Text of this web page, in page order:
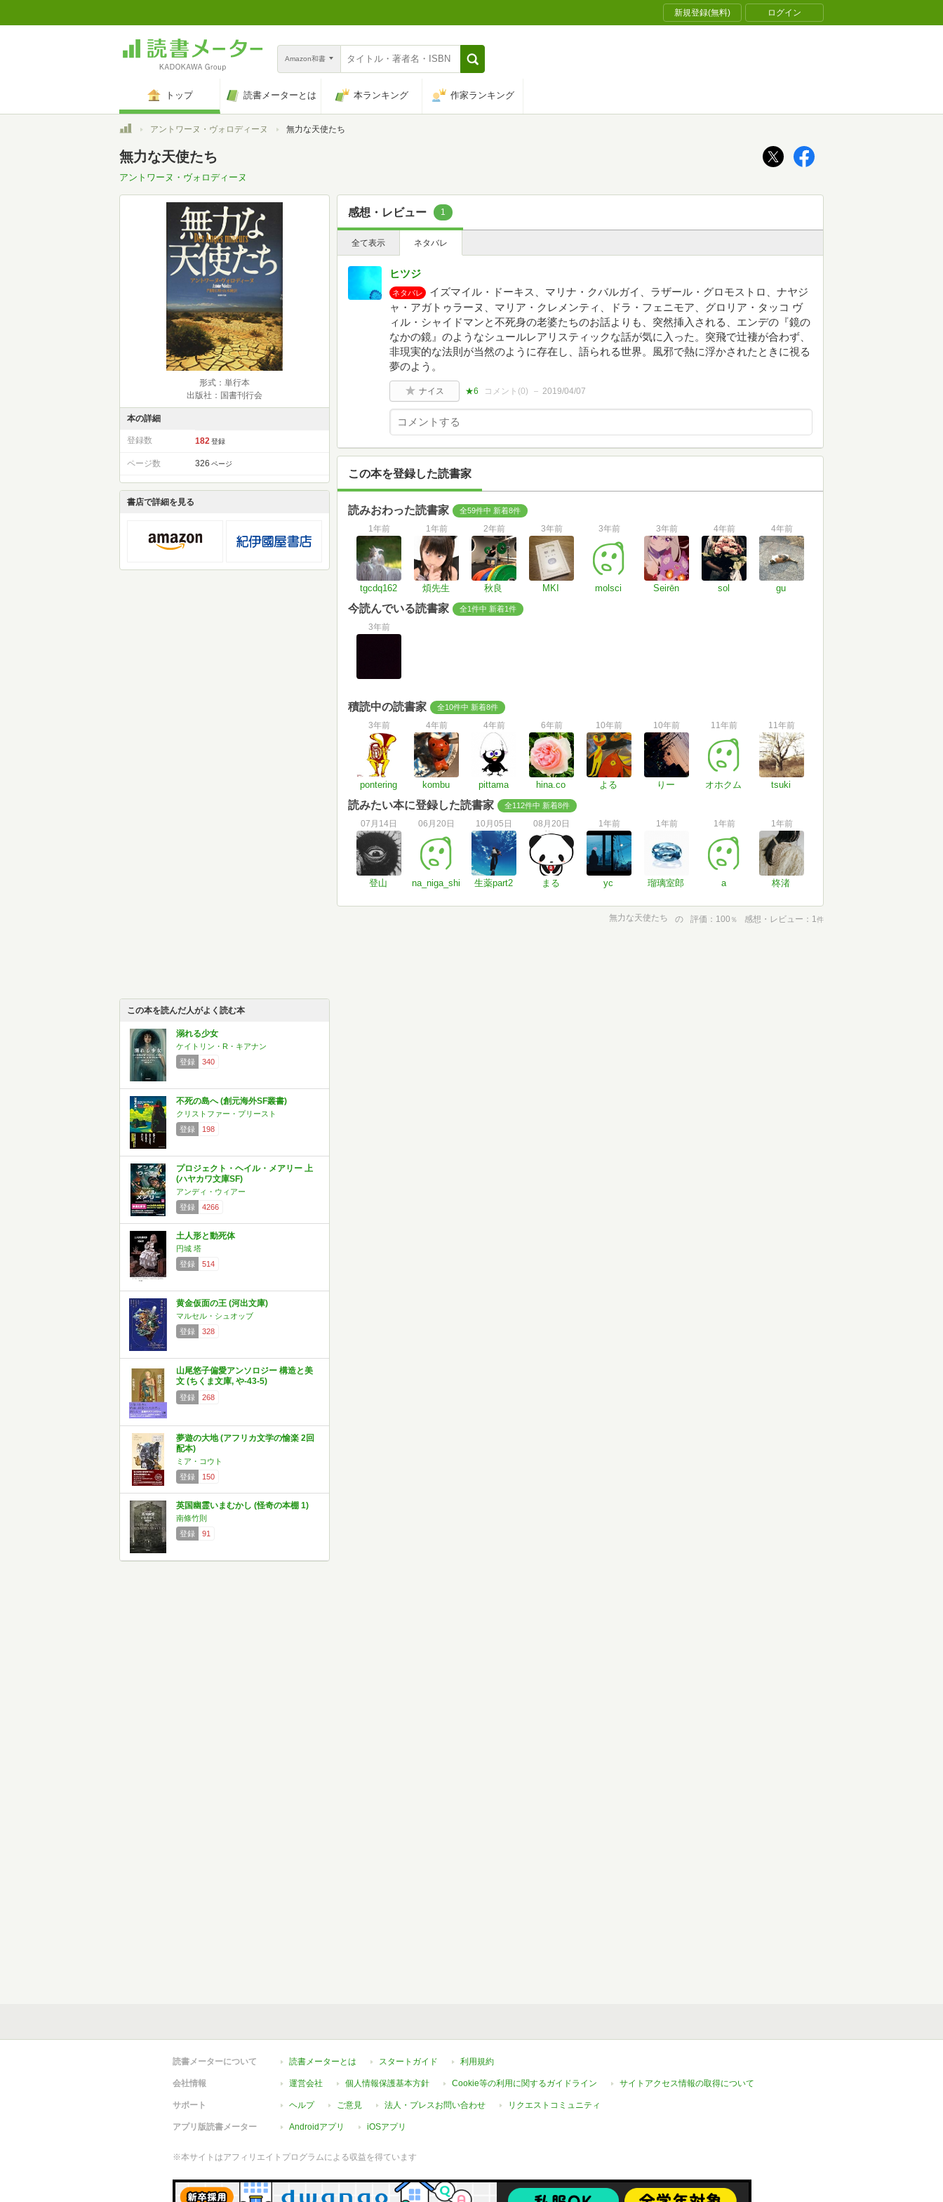
新規登録(無料) ログイン
Amazon和書
トップ 読書メーターとは 本ランキング 作家ランキング
トップアントワーヌ・ヴォロディーヌ 無力な天使たち
無力な天使たち
アントワーヌ・ヴォロディーヌ
形式：単行本
出版社：国書刊行会
本の詳細
登録数 182 登録
ページ数 326 ページ
書店で詳細を見る
この本を読んだ人がよく読む本
溺れる少女
ケイトリン・R・キアナン
登録
340
不死の島へ (創元海外SF叢書)
クリストファー・プリースト
登録
198
プロジェクト・ヘイル・メアリー 上
(ハヤカワ文庫SF)
アンディ・ウィアー
登録
4266
土人形と動死体
円城 塔
登録
514
黄金仮面の王 (河出文庫)
マルセル・シュオッブ
登録
328
山尾悠子偏愛アンソロジー 構造と美
文 (ちくま文庫, や-43-5)
登録 268
夢遊の大地 (アフリカ文学の愉楽 2回
配本)
ミア・コウト
登録
150
英国幽霊いまむかし (怪奇の本棚 1)
南條竹則
登録
91
感想・レビュー 1
全て表示 ネタバレ
ヒツジ
ネタバレ
イズマイル・ドーキス、マリナ・クバルガイ、ラザール・グロモストロ、ナヤジ
ャ・アガトゥラーヌ、マリア・クレメンティ、ドラ・フェニモア、グロリア・タッコ ヴ
ィル・シャイドマンと不死身の老婆たちのお話よりも、突然挿入される、エンデの『鏡の
なかの鏡』のようなシュールレアリスティックな話が気に入った。突飛で辻褄が合わず、
非現実的な法則が当然のように存在し、語られる世界。風邪で熱に浮かされたときに視る
夢のよう。
ナイス ★6 コメント(0) 2019/04/07
この本を登録した読書家
読みおわった読書家 全59件中 新着8件
1年前
tgcdq162
1年前
煩先生
2年前
秋良
3年前
MKI
3年前
molsci
3年前
Seirēn
4年前
sol
4年前
gu
今読んでいる読書家 全1件中 新着1件
3年前
積読中の読書家 全10件中 新着8件
3年前
pontering
4年前
kombu
4年前
pittama
6年前
hina.co
10年前
よる
10年前
りー
11年前
オホクム
11年前
tsuki
読みたい本に登録した読書家 全112件中 新着8件
07月14日
登山
06月20日
na_niga_shi
10月05日
生薬part2
08月20日
まる
1年前
yc
1年前
瑠璃室郎
1年前
a
1年前
柊渚
無力な天使たち の 評価 100 ％ 感想・レビュー 1件
読書メーターについて 読書メーターとは スタートガイド 利用規約
会社情報 運営会社 個人情報保護基本方針 Cookie等の利用に関するガイドライン サイトアクセス情報の取得について
サポート ヘルプ ご意見 法人・プレスお問い合わせ リクエストコミュニティ
アプリ版読書メーター Androidアプリ iOSアプリ
※本サイトはアフィリエイトプログラムによる収益を得ています